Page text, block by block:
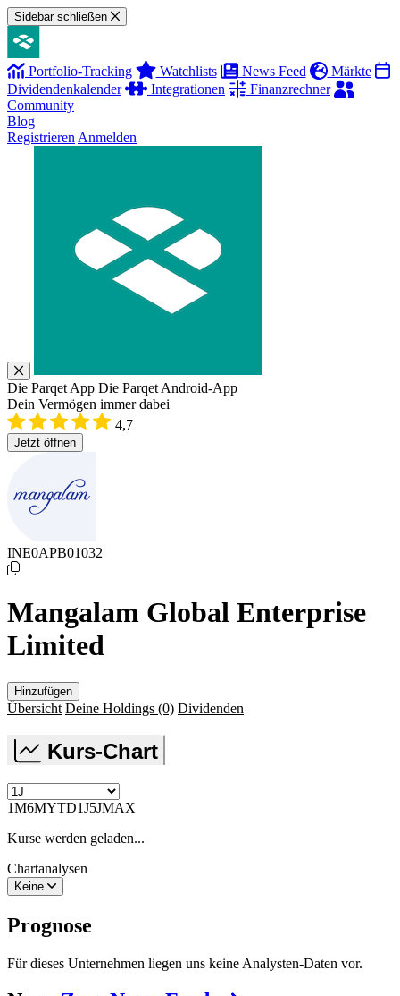
Sidebar schließen
Portfolio-Tracking Watchlists News Feed
Märkte
Dividendenkalender
Integrationen
Finanzrechner
Community
Blog
Registrieren Anmelden
Die Parqet App Die Parqet Android-App
Dein Vermögen immer dabei
4,7
Jetzt öffnen
INE0APB01032
Mangalam Global Enterprise
Limited
Hinzufügen
Übersicht Deine Holdings (0) Dividenden
Kurs-Chart
1M6MYTD1J5JMAX
Kurse werden geladen...
Chartanalysen
Keine
Prognose
Für dieses Unternehmen liegen uns keine Analysten-Daten vor.